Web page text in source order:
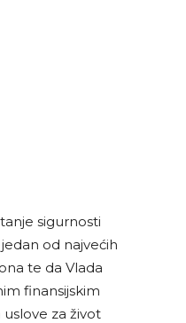
sigurnosti
od najvećih
te da Vlada
finansijskim
za život